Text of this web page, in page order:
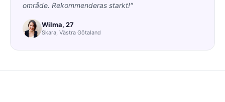
område. Rekommenderas starkt!"
Wilma, 27
Skara, Västra Götaland